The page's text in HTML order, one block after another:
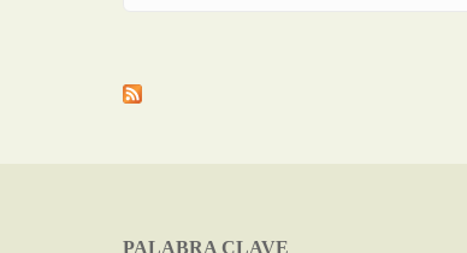
PALABRA CLAVE